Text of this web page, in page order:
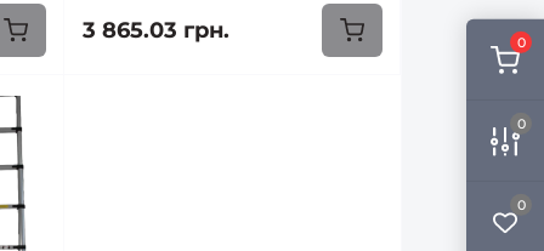
0
0
0
3 865.03 грн.